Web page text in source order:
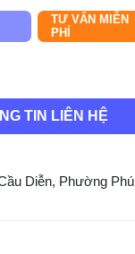
TƯ VẤN MIỄN
PHÍ
TIN LIÊN HỆ
Diễn, Phường